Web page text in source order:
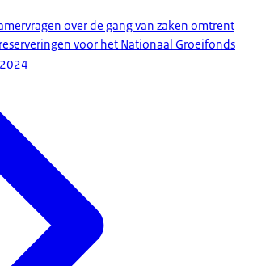
over de gang van zaken omtrent
voor het Nationaal Groeifonds